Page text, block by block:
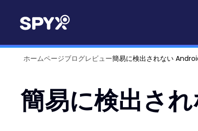
ホームページブログレビュー簡易に検出されない
簡易に検出さ